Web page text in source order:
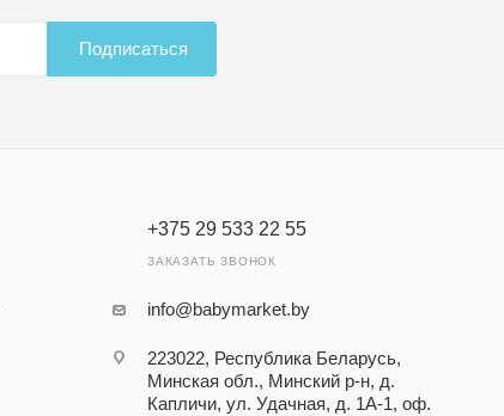
Подписаться
+375 29 533 22 55
ЗАКАЗАТЬ ЗВОНОК
info@babymarket.by
223022, Республика Беларусь,
Минская обл., Минский р-н, д.
Капличи, ул. Удачная, д. 1А-1, оф.